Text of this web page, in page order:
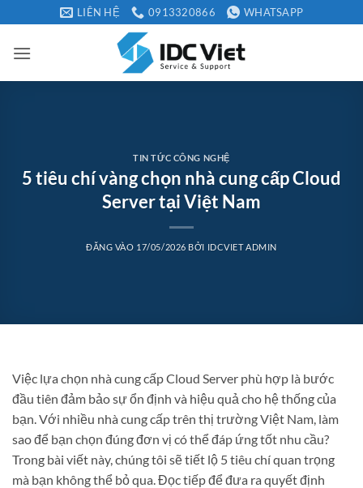
qua
nội
LIÊN HỆ 0913320866 WHATSAPP
TIN TỨC CÔNG NGHỆ
5 tiêu chí vàng chọn nhà cung cấp Cloud
Server tại Việt Nam
ĐĂNG VÀO 17/05/2026 BỞI IDCVIET ADMIN
Việc lựa chọn nhà cung cấp Cloud Server phù hợp là bước
đầu tiên đảm bảo sự ổn định và hiệu quả cho hệ thống của
bạn. Với nhiều nhà cung cấp trên thị trường Việt Nam, làm
sao để bạn chọn đúng đơn vị có thể đáp ứng tốt nhu cầu?
Trong bài viết này, chúng tôi sẽ tiết lộ 5 tiêu chí quan trọng
mà bạn không thể bỏ qua. Đọc tiếp để đưa ra quyết định